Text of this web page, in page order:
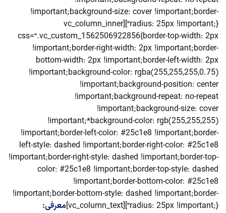
!important;background-size: cover !important;border-
radius: 25px !important;}”][vc_column_inner
css=”.vc_custom_1562506922856{border-top-width: 2px
!important;border-right-width: 2px !important;border-
bottom-width: 2px !important;border-left-width: 2px
!important;background-color: rgba(255,255,255,0.75)
!important;background-position: center
!important;background-repeat: no-repeat
!important;background-size: cover
!important;*background-color: rgb(255,255,255)
!important;border-left-color: #25c1e8 !important;border-
left-style: dashed !important;border-right-color: #25c1e8
!important;border-right-style: dashed !important;border-top-
color: #25c1e8 !important;border-top-style: dashed
!important;border-bottom-color: #25c1e8
!important;border-bottom-style: dashed !important;border-
radius: 25px !important;}”][vc_column_text]
معرفی: